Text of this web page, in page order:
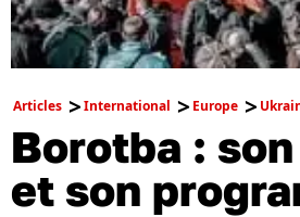
Articles International Europe
Borotba :
et son